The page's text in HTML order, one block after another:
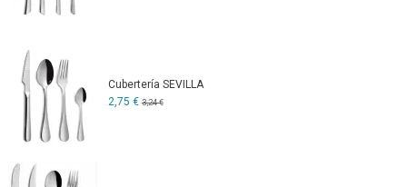
Cubertería SEVILLA
2,75 € 3,24 €